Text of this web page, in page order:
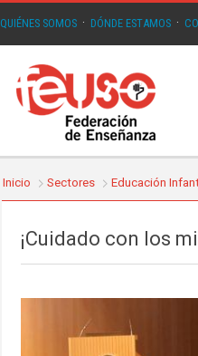
QUIÉNES SOMOS · DÓNDE ESTAMOS ·
Inicio Sectores Educación
¡Cuidado con los